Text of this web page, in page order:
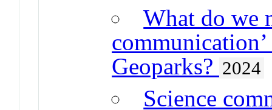
What do we
Geoparks? 2024
Science